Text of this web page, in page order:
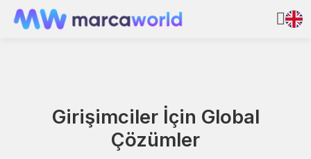
Girişimciler İçin Global
Çözümler